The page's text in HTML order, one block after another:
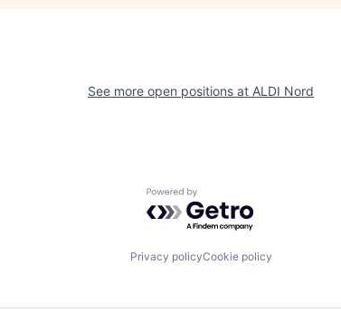
See more open positions at ALDI Nord
Powered by Getro.com
Privacy policyCookie policy